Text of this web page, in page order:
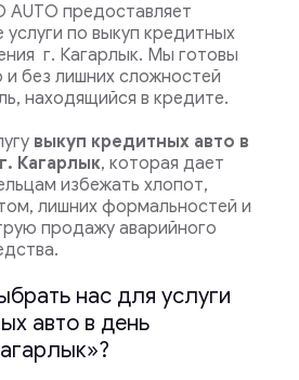
AUTO предоставляет
по выкуп кредитных
г. Кагарлык. Мы готовы
без лишних сложностей
находящийся в кредите.
выкуп кредитных авто в
г. Кагарлык, которая дает
избежать хлопот,
лишних формальностей и
продажу аварийного
нас для услуги
авто в день